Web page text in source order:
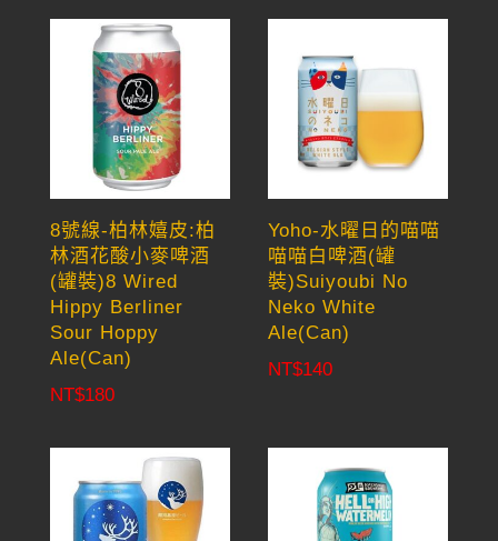
8號線-柏林嬉皮:柏
林酒花酸小麥啤酒
(罐裝)8 Wired
Hippy Berliner
Sour Hoppy
Ale(Can)
NT$180
Yoho-水曜日的喵喵
喵喵白啤酒(罐
裝)Suiyoubi No
Neko White
Ale(Can)
NT$140